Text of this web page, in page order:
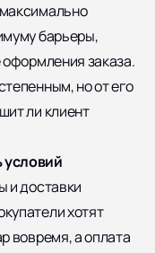
барьеры,
оформления заказа.
но от его
ли клиент
условий
и доставки
хотят
вовремя, а оплата